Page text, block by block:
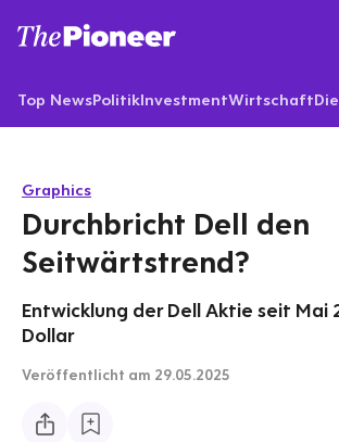
Top NewsPolitikInvestmentWirtschaft
Graphics
Durchbricht Dell den
Seitwärtstrend?
Entwicklung der Dell Aktie seit Mai
Dollar
Veröffentlicht am 29.05.2025